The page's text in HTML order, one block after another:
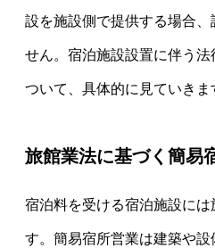
設を施設側で提供する場合、
せん。宿泊施設設置に伴う
ついて、具体的に見ていきま
旅館業法に基づく簡易
宿泊料を受ける宿泊施設に
す。簡易宿所営業は建築や